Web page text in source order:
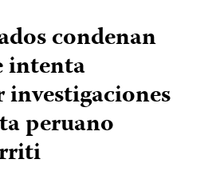
condenan
intenta
peruano